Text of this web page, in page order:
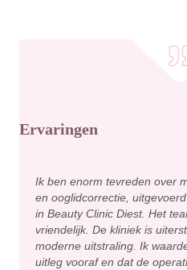
Ervaringen
Ik ben enorm tevreden over
en ooglidcorrectie,
in Beauty Clinic Diest. Het
vriendelijk. De kliniek is
moderne uitstraling. Ik
uitleg vooraf en dat de